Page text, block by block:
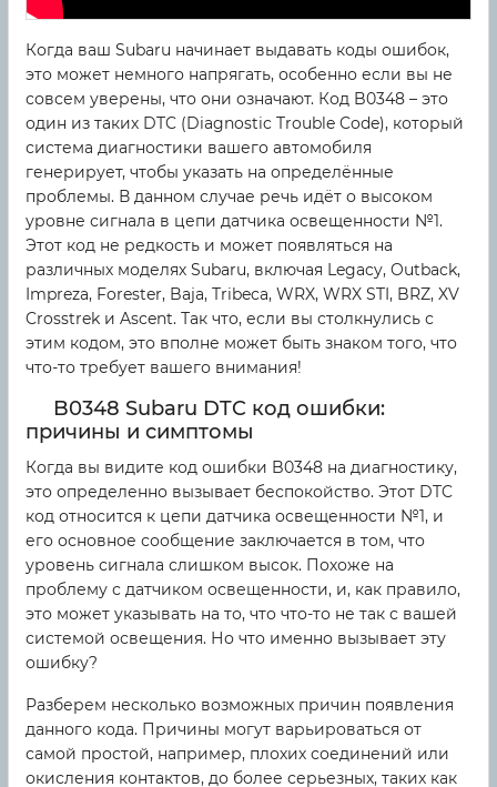
Когда ваш Subaru начинает выдавать коды ошибок,
это может немного напрягать, особенно если вы не
совсем уверены, что они означают. Код B0348 – это
один из таких DTC (Diagnostic Trouble Code), который
система диагностики вашего автомобиля
генерирует, чтобы указать на определённые
проблемы. В данном случае речь идёт о высоком
уровне сигнала в цепи датчика освещенности №1.
Этот код не редкость и может появляться на
различных моделях Subaru, включая Legacy, Outback,
Impreza, Forester, Baja, Tribeca, WRX, WRX STI, BRZ, XV
Crosstrek и Ascent. Так что, если вы столкнулись с
этим кодом, это вполне может быть знаком того, что
что-то требует вашего внимания!
B0348 Subaru DTC код ошибки:
причины и симптомы
Когда вы видите код ошибки B0348 на диагностику,
это определенно вызывает беспокойство. Этот DTC
код относится к цепи датчика освещенности №1, и
его основное сообщение заключается в том, что
уровень сигнала слишком высок. Похоже на
проблему с датчиком освещенности, и, как правило,
это может указывать на то, что что-то не так с вашей
системой освещения. Но что именно вызывает эту
ошибку?
Разберем несколько возможных причин появления
данного кода. Причины могут варьироваться от
самой простой, например, плохих соединений или
окисления контактов, до более серьезных, таких как